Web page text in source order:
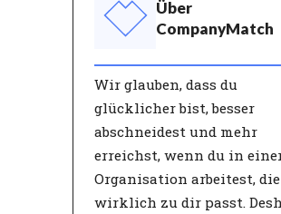
durch eine Auswahl von
Werten gebildet, die
eine charakteristische
Identität darstellen.
Menschen als auch
Organisationen haben ihre
eigene, einzigartige
Zusammensetzung dieser
Charakterisierungen.
Über
CompanyMatch
Wir glauben, dass du
glücklicher bist, besser
abschneidest und mehr
erreichst, wenn du in
Organisation arbeitest, die
wirklich zu dir passt.